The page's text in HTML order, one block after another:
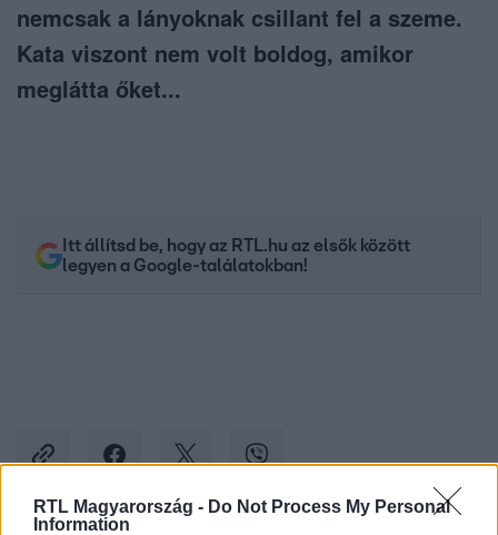
RTL Magyarország - Do Not Process My Personal
Information
nemcsak a lányoknak csillant fel a szeme.
Kata viszont nem volt boldog, amikor
meglátta őket...
Itt állítsd be, hogy az RTL.hu az elsők között
legyen a Google-találatokban!